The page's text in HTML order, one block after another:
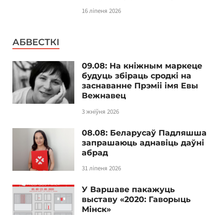
16 ліпеня 2026
АБВЕСТКІ
09.08: На кніжным маркеце
будуць збіраць сродкі на
заснаванне Прэміі імя Евы
Вежнавец
3 жніўня 2026
08.08: Беларусаў Падляшша
запрашаюць аднавіць даўні
абрад
31 ліпеня 2026
У Варшаве пакажуць
выставу «2020: Гаворыць
Мінск»